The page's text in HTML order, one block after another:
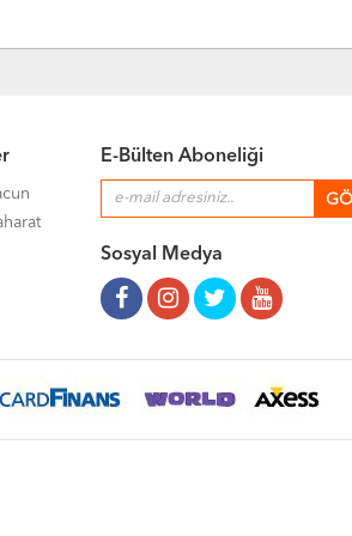
E-Bülten Aboneliği
Sosyal Medya